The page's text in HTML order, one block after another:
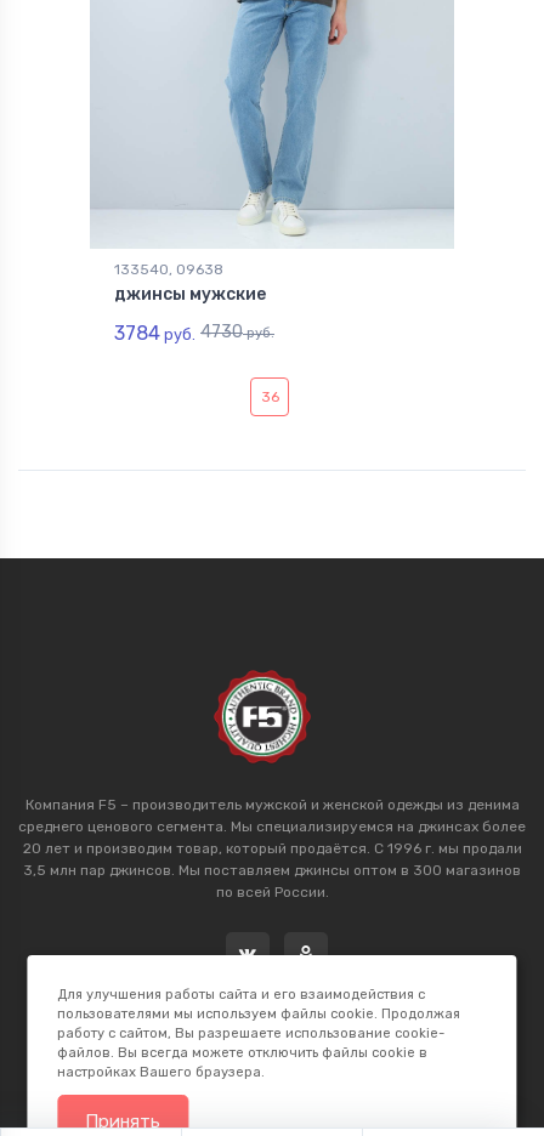
133540, 09638
джинсы мужские
3784 руб. 4730руб.
36
Компания F5 – производитель мужской и женской одежды из денима
среднего ценового сегмента. Мы специализируемся на джинсах более
20 лет и производим товар, который продаётся. С 1996 г. мы продали
3,5 млн пар джинсов. Мы поставляем джинсы оптом в 300 магазинов
по всей России.
Для улучшения работы сайта и его взаимодействия с
пользователями мы используем файлы cookie. Продолжая
работу с сайтом, Вы разрешаете использование cookie-
файлов. Вы всегда можете отключить файлы cookie в
настройках Вашего браузера.
Принять